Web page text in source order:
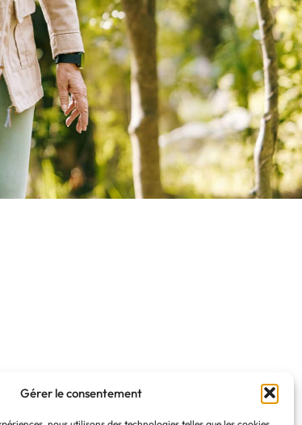
Gérer le consentement